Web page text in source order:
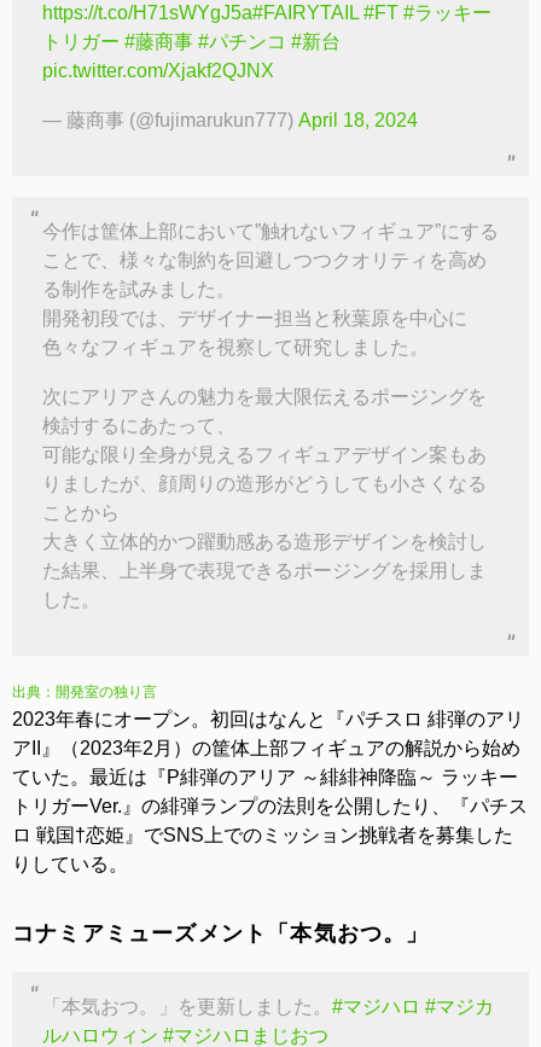
https://t.co/H71sWYgJ5a#FAIRYTAIL #FT #ラッキー
トリガー #藤商事 #パチンコ #新台
pic.twitter.com/Xjakf2QJNX
— 藤商事 (@fujimarukun777) April 18, 2024
今作は筐体上部において”触れないフィギュア”にする
ことで、様々な制約を回避しつつクオリティを高め
る制作を試みました。
開発初段では、デザイナー担当と秋葉原を中心に
色々なフィギュアを視察して研究しました。
次にアリアさんの魅力を最大限伝えるポージングを
検討するにあたって、
可能な限り全身が見えるフィギュアデザイン案もあ
りましたが、顔周りの造形がどうしても小さくなる
ことから
大きく立体的かつ躍動感ある造形デザインを検討し
た結果、上半身で表現できるポージングを採用しま
した。
出典：開発室の独り言
2023年春にオープン。初回はなんと『パチスロ 緋弾のアリ
アII』（2023年2月）の筐体上部フィギュアの解説から始め
ていた。最近は『P緋弾のアリア ～緋緋神降臨～ ラッキー
トリガーVer.』の緋弾ランプの法則を公開したり、『パチス
ロ 戦国†恋姫』でSNS上でのミッション挑戦者を募集した
りしている。
コナミアミューズメント「本気おつ。」
「本気おつ。」を更新しました。 #マジハロ #マジカ
ルハロウィン #マジハロまじおつ